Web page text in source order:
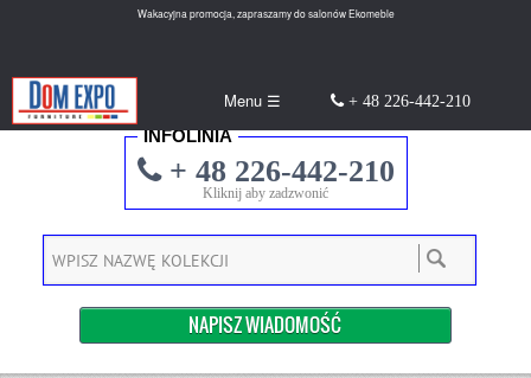
Wakacyjna promocja, zapraszamy do salonów Ekomeble
Menu ☰ + 48 226-442-210
INFOLINIA
+ 48 226-442-210
Kliknij aby zadzwonić
NAPISZ WIADOMOŚĆ